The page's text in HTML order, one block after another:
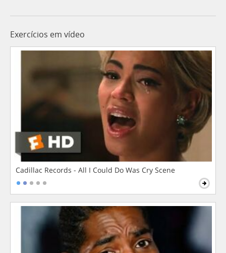
Exercícios em vídeo
Cadillac Records - All I Could Do Was Cry Scene